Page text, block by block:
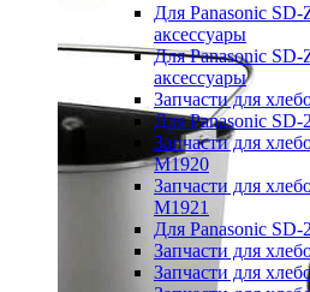
Для Panasonic SD-
аксессуары
Для Panasonic SD-
аксессуары
Запчасти для
Для Panasonic SD-
Запчасти для
M1920
Запчасти для
M1921
Для Panasonic SD-
Запчасти для
Запчасти для